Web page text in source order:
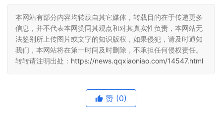
本网站有部分内容均转载自其它媒体，转载目的在于传递更多
信息，并不代表本网赞同其观点和对其真实性负责，本网站无
法鉴别所上传图片或文字的知识版权，如果侵犯，请及时通知
我们，本网站将在第一时间及时删除，不承担任何侵权责任。
转转请注明出处： https://news.qqxiaoniao.com/14547.html
赞 (0)